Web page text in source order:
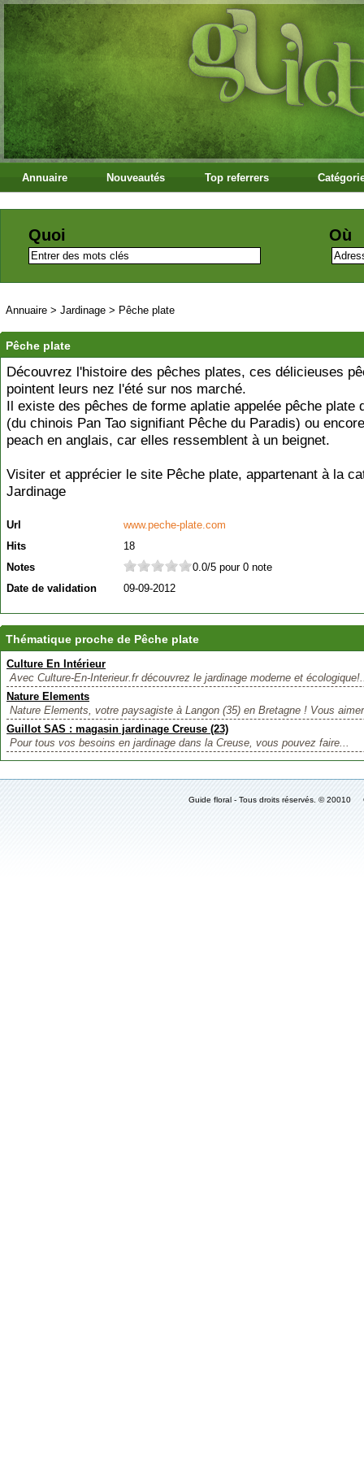
Annuaire Nouveautés Top referrers
Quoi Où
Annuaire > Jardinage > Pêche plate
Pêche plate
Découvrez l'histoire des pêches plates, ces délicieuses
pointent leurs nez l'été sur nos marché.
Il existe des pêches de forme aplatie appelée pêche plate
(du chinois Pan Tao signifiant Pêche du Paradis) ou
peach en anglais, car elles ressemblent à un beignet.
Visiter et apprécier le site Pêche plate, appartenant à la
Jardinage
Url
www.peche-plate.com
Hits
18
Notes
0.0/5 pour 0 note
Date de validation
09-09-2012
Thématique proche de Pêche plate
Culture En Intérieur
Avec Culture-En-Interieur.fr découvrez le jardinage moderne et
Nature Elements
Nature Elements, votre paysagiste à Langon (35) en Bretagne ! Vous
Guillot SAS : magasin jardinage Creuse (23)
Pour tous vos besoins en jardinage dans la Creuse, vous pouvez faire...
Guide floral - Tous droits réservés. ©